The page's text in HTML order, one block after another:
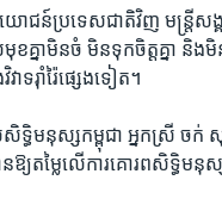
ោជន៍​ប្រទេស​ជាតិ​វិញ មន្ត្រី​សង្
នា​មិន​ចំ មិន​ទុកចិត្តគ្នា និង​មិ
វាទ​រ៉ាំរ៉ៃ​ផ្សេង​ទៀត។
ធិ​មនុស្ស​កម្ពុជា​ អ្នក​ស្រី ចក់ សុ
នឱ្យ​តម្លៃលើ​ការ​គោរព​សិទ្ធិ​ម